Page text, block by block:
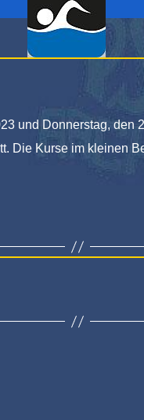
und Donnerstag, den
Die Kurse im kleinen